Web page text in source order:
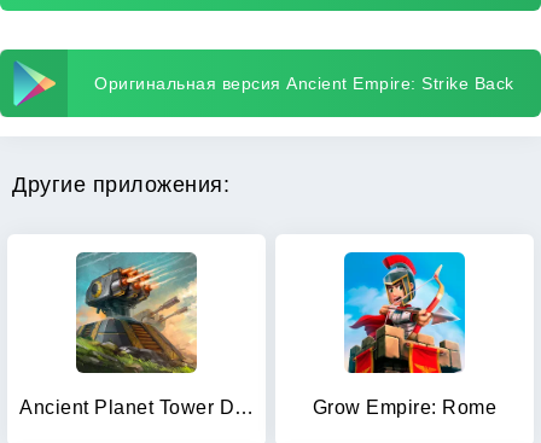
Оригинальная версия Ancient Empire: Strike Back
Другие приложения:
Ancient Planet Tower Defense Grow Empire: Rome